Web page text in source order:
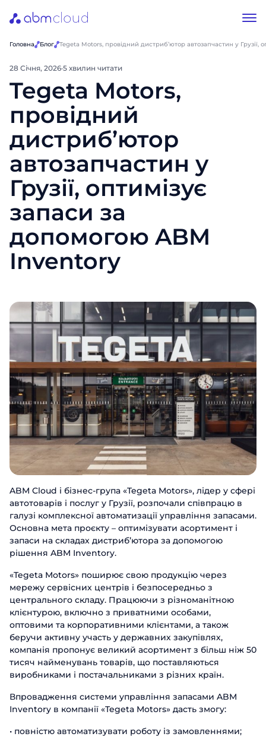
Головна Блог Tegeta Motors, провідний дистриб’ютор автозапчастин у
28 Січня, 2026·5 хвилин читати
Tegeta Motors,
провідний
дистриб’ютор
автозапчастин у
Грузії, оптимізує
запаси за
допомогою ABM
Inventory
ABM Cloud і бізнес-група «Tegeta Motors», лідер у сфері
автотоварів і послуг у Грузії, розпочали співпрацю в
галузі комплексної автоматизації управління запасами.
Основна мета проєкту – оптимізувати асортимент і
запаси на складах дистриб’ютора за допомогою
рішення ABM Inventory.
«Tegeta Motors» поширює свою продукцію через
мережу сервісних центрів і безпосередньо з
центрального складу. Працюючи з різноманітною
клієнтурою, включно з приватними особами,
оптовими та корпоративними клієнтами, а також
беручи активну участь у державних закупівлях,
компанія пропонує великий асортимент з більш ніж 50
тисяч найменувань товарів, що поставляються
виробниками і постачальниками з різних країн.
Впровадження системи управління запасами ABM
Inventory в компанії «Tegeta Motors» дасть змогу:
• повністю автоматизувати роботу із замовленнями;